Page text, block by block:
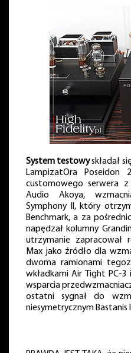
System testowyskładał
LampizatOra Poseidon
customowego serwera
Audio Akoya,
Symphony II, który
Benchmark, a za
napędzał kolumny
utrzymanie zapracował
Max jako źródło dla
dwoma ramionami
wkładkami Air Tight PC-
wsparcia
ostatni sygnał do
niesymetrycznym Bastanis